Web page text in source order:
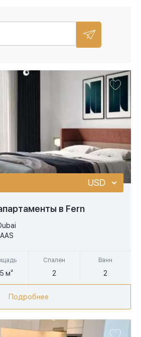
в Fern
м²
Спален
2
Ванн
2
USD
Подробнее